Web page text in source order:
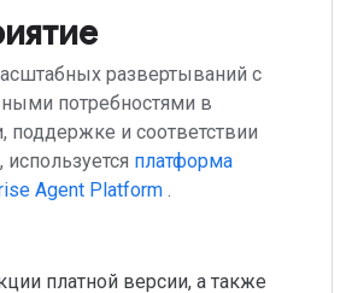
развертываний с
потребностями в
поддержке и соответствии
платформа
Agent Platform .
платной версии, а также